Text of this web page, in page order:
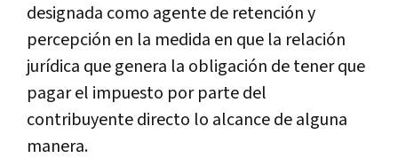
designada como agente de retención y
percepción en la medida en que la relación
jurídica que genera la obligación de tener que
pagar el impuesto por parte del
contribuyente directo lo alcance de alguna
manera.